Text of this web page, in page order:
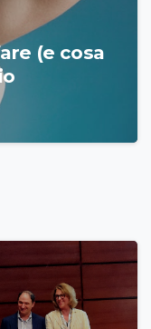
(e cosa